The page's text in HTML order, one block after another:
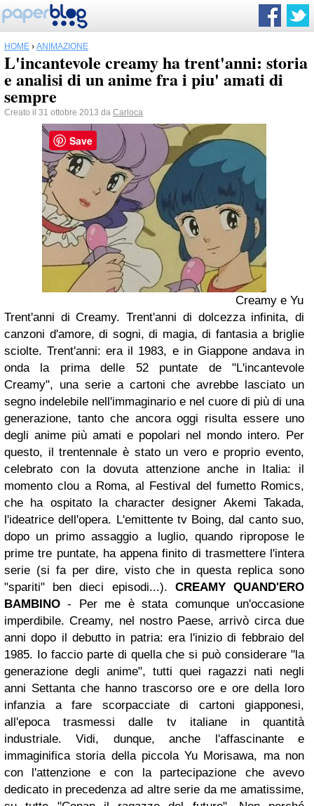
HOME › ANIMAZIONE
L'incantevole creamy ha trent'anni: storia
e analisi di un anime fra i piu' amati di
sempre
Creato il 31 ottobre 2013 da Carloca
Creamy e Yu
Trent'anni di Creamy. Trent'anni di dolcezza infinita, di
canzoni d'amore, di sogni, di magia, di fantasia a briglie
sciolte. Trent'anni: era il 1983, e in Giappone andava in
onda la prima delle 52 puntate de "L'incantevole
Creamy", una serie a cartoni che avrebbe lasciato un
segno indelebile nell'immaginario e nel cuore di più di una
generazione, tanto che ancora oggi risulta essere uno
degli anime più amati e popolari nel mondo intero. Per
questo, il trentennale è stato un vero e proprio evento,
celebrato con la dovuta attenzione anche in Italia: il
momento clou a Roma, al Festival del fumetto Romics,
che ha ospitato la character designer Akemi Takada,
l'ideatrice dell'opera. L'emittente tv Boing, dal canto suo,
dopo un primo assaggio a luglio, quando ripropose le
prime tre puntate, ha appena finito di trasmettere l'intera
serie (si fa per dire, visto che in questa replica sono
"spariti" ben dieci episodi...). CREAMY QUAND'ERO
BAMBINO - Per me è stata comunque un'occasione
imperdibile. Creamy, nel nostro Paese, arrivò circa due
anni dopo il debutto in patria: era l'inizio di febbraio del
1985. Io faccio parte di quella che si può considerare "la
generazione degli anime", tutti quei ragazzi nati negli
anni Settanta che hanno trascorso ore e ore della loro
infanzia a fare scorpacciate di cartoni giapponesi,
all'epoca trasmessi dalle tv italiane in quantità
industriale. Vidi, dunque, anche l'affascinante e
immaginifica storia della piccola Yu Morisawa, ma non
con l'attenzione e con la partecipazione che avevo
dedicato in precedenza ad altre serie da me amatissime,
Save